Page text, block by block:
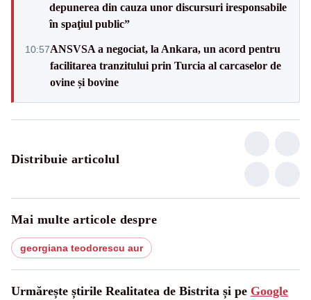
depunerea din cauza unor discursuri iresponsabile
în spaţiul public”
10:57ANSVSA a negociat, la Ankara, un acord pentru
facilitarea tranzitului prin Turcia al carcaselor de
ovine și bovine
Distribuie articolul
Mai multe articole despre
georgiana teodorescu aur
Urmărește știrile Realitatea de Bistrita și pe Google